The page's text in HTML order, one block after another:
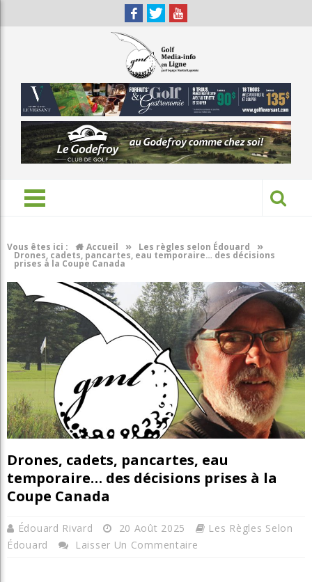
Vous êtes ici : Accueil » Les règles selon Édouard »
Drones, cadets, pancartes, eau temporaire… des décisions
prises à la Coupe Canada
Drones, cadets, pancartes, eau
temporaire… des décisions prises à la
Coupe Canada
Édouard Rivard 20 Août 2025
Les Règles Selon
Édouard
Laisser Un Commentaire